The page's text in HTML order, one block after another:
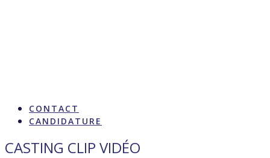
CONTACT
CANDIDATURE
CASTING CLIP VIDÉO